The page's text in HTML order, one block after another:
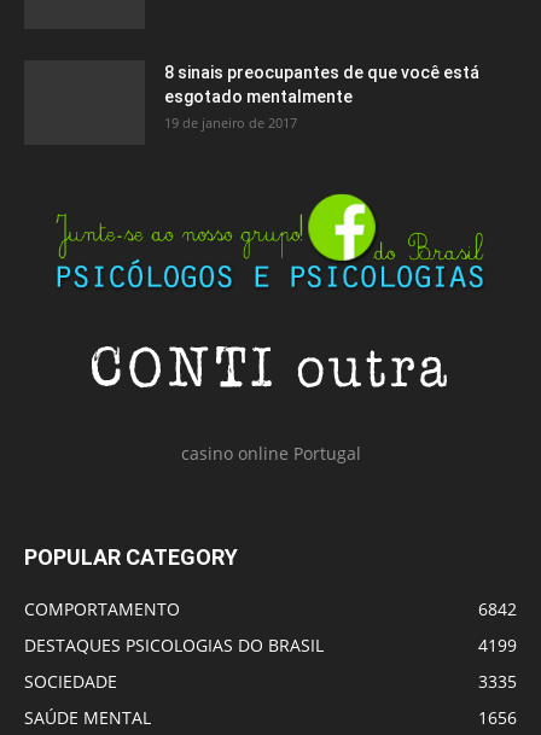
8 sinais preocupantes de que você está
esgotado mentalmente
19 de janeiro de 2017
casino online Portugal
POPULAR CATEGORY
COMPORTAMENTO
6842
DESTAQUES PSICOLOGIAS DO BRASIL
4199
SOCIEDADE
3335
SAÚDE MENTAL
1656